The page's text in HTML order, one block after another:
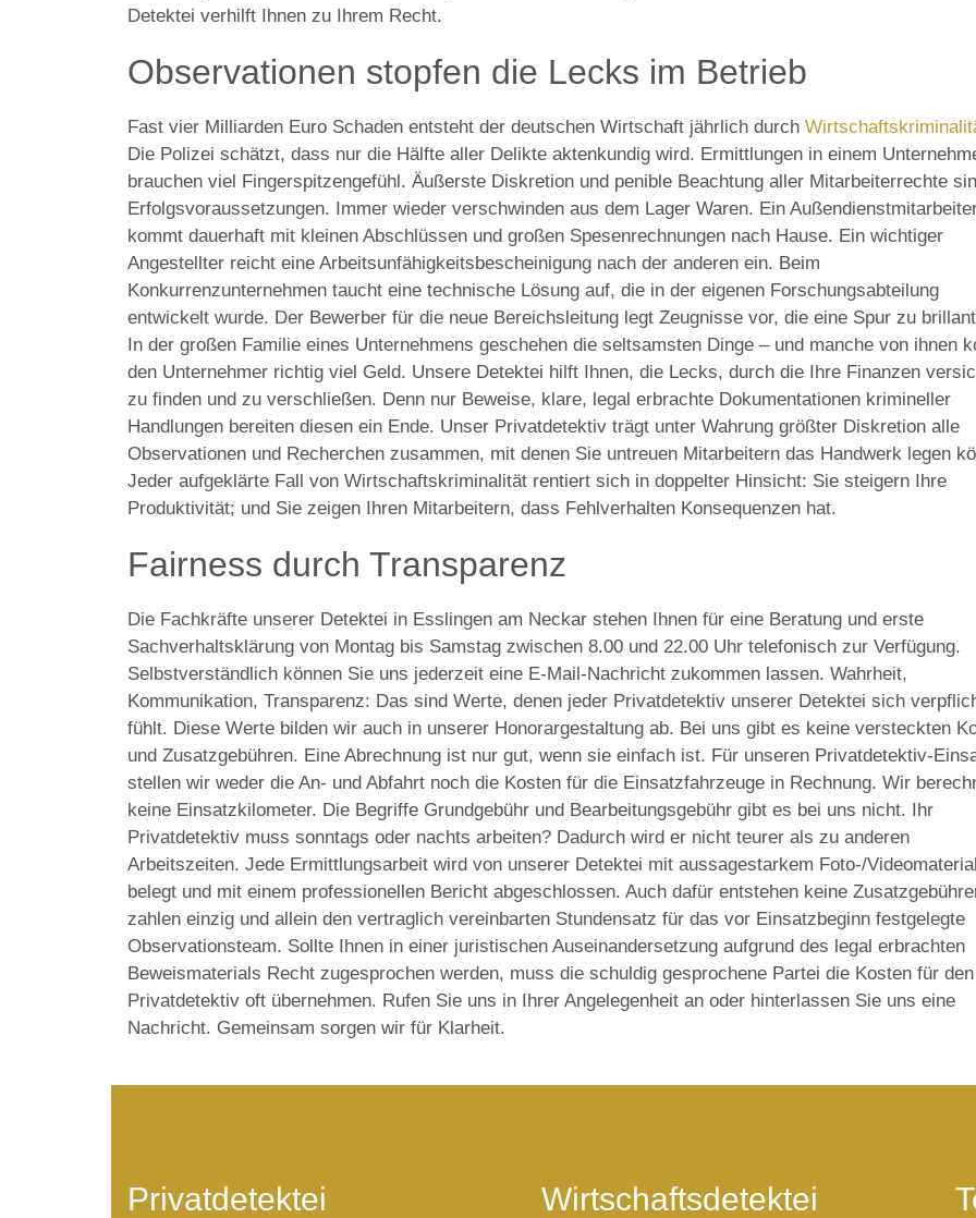
Detektei verhilft Ihnen zu Ihrem Recht.
Observationen stopfen die Lecks im Betrieb
Fast vier Milliarden Euro Schaden entsteht der deutschen Wirtschaft jährlich durch
Die Polizei schätzt, dass nur die Hälfte aller Delikte aktenkundig wird. Ermittlungen in einem
brauchen viel Fingerspitzengefühl. Äußerste Diskretion und penible Beachtung aller Mitarbeiterrechte
Erfolgsvoraussetzungen. Immer wieder verschwinden aus dem Lager Waren. Ein
kommt dauerhaft mit kleinen Abschlüssen und großen Spesenrechnungen nach Hause. Ein wichtiger
Angestellter reicht eine Arbeitsunfähigkeitsbescheinigung nach der anderen ein. Beim
Konkurrenzunternehmen taucht eine technische Lösung auf, die in der eigenen Forschungsabteilung
entwickelt wurde. Der Bewerber für die neue Bereichsleitung legt Zeugnisse vor, die eine Spur zu
In der großen Familie eines Unternehmens geschehen die seltsamsten Dinge – und manche von ihnen
den Unternehmer richtig viel Geld. Unsere Detektei hilft Ihnen, die Lecks, durch die Ihre Finanzen
zu finden und zu verschließen. Denn nur Beweise, klare, legal erbrachte Dokumentationen krimineller
Handlungen bereiten diesen ein Ende. Unser Privatdetektiv trägt unter Wahrung größter Diskretion alle
Observationen und Recherchen zusammen, mit denen Sie untreuen Mitarbeitern das Handwerk legen
Jeder aufgeklärte Fall von Wirtschaftskriminalität rentiert sich in doppelter Hinsicht: Sie steigern Ihre
Produktivität; und Sie zeigen Ihren Mitarbeitern, dass Fehlverhalten Konsequenzen hat.
Fairness durch Transparenz
Die Fachkräfte unserer Detektei in Esslingen am Neckar stehen Ihnen für eine Beratung und erste
Sachverhaltsklärung von Montag bis Samstag zwischen 8.00 und 22.00 Uhr telefonisch zur Verfügung.
Selbstverständlich können Sie uns jederzeit eine E-Mail-Nachricht zukommen lassen. Wahrheit,
Kommunikation, Transparenz: Das sind Werte, denen jeder Privatdetektiv unserer Detektei sich
fühlt. Diese Werte bilden wir auch in unserer Honorargestaltung ab. Bei uns gibt es keine versteckten
und Zusatzgebühren. Eine Abrechnung ist nur gut, wenn sie einfach ist. Für unseren Privatdetektiv-
stellen wir weder die An- und Abfahrt noch die Kosten für die Einsatzfahrzeuge in Rechnung. Wir
keine Einsatzkilometer. Die Begriffe Grundgebühr und Bearbeitungsgebühr gibt es bei uns nicht. Ihr
Privatdetektiv muss sonntags oder nachts arbeiten? Dadurch wird er nicht teurer als zu anderen
Arbeitszeiten. Jede Ermittlungsarbeit wird von unserer Detektei mit aussagestarkem Foto-/Videomaterial
belegt und mit einem professionellen Bericht abgeschlossen. Auch dafür entstehen keine
zahlen einzig und allein den vertraglich vereinbarten Stundensatz für das vor Einsatzbeginn festgelegte
Observationsteam. Sollte Ihnen in einer juristischen Auseinandersetzung aufgrund des legal erbrachten
Beweismaterials Recht zugesprochen werden, muss die schuldig gesprochene Partei die Kosten für den
Privatdetektiv oft übernehmen. Rufen Sie uns in Ihrer Angelegenheit an oder hinterlassen Sie uns eine
Nachricht. Gemeinsam sorgen wir für Klarheit.
Privatdetektei Wirtschaftsdetektei